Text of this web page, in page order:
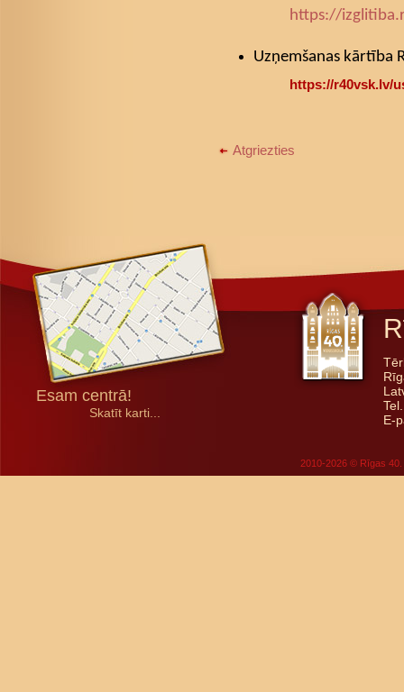
https://
Uzņemšanas kārtība
https://r40vsk.lv/
Atgriezties
Esam centrā!
Skatīt karti...
E-
2010-2026 © Rīgas